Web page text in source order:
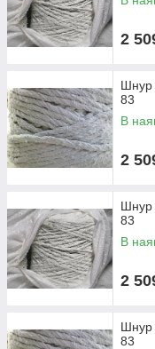
2
Шнур
83
В
2
Шнур
83
В
2
Шнур
83